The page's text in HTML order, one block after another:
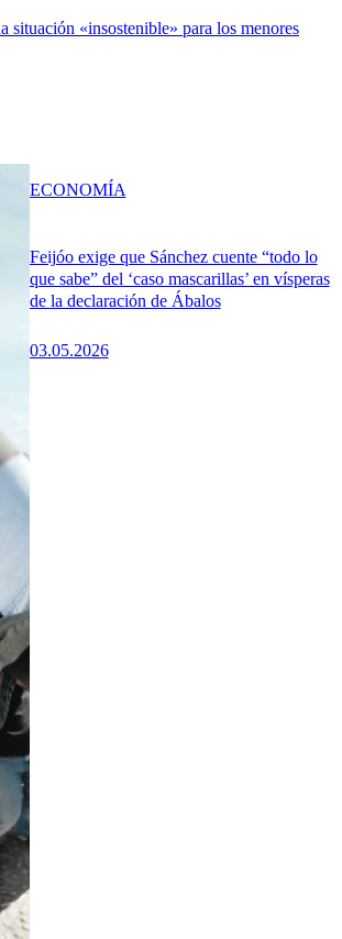
situación «insostenible» para los menores
Feijóo exige que Sánchez cuente “todo lo
que sabe” del ‘caso mascarillas’ en vísperas
de la declaración de Ábalos
03.05.2026
ECONOMÍA